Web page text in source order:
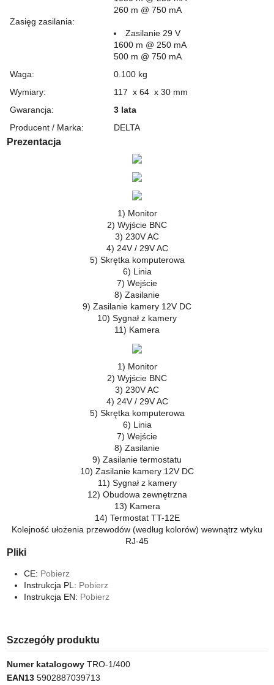
Zasięg zasilania:
260 m @ 750 mA
Zasilanie 29 V
1600 m @ 250 mA
500 m @ 750 mA
Waga:
0.100 kg
Wymiary:
117 x 64 x 30 mm
Gwarancja:
3 lata
Producent / Marka: DELTA
Prezentacja
1) Monitor
2) Wyjście BNC
3) 230V AC
4) 24V / 29V AC
5) Skrętka komputerowa
6) Linia
7) Wejście
8) Zasilanie
9) Zasilanie kamery 12V DC
10) Sygnał z kamery
11) Kamera
1) Monitor
2) Wyjście BNC
3) 230V AC
4) 24V / 29V AC
5) Skrętka komputerowa
6) Linia
7) Wejście
8) Zasilanie
9) Zasilanie termostatu
10) Zasilanie kamery 12V DC
11) Sygnał z kamery
12) Obudowa zewnętrzna
13) Kamera
14) Termostat TT-12E
Kolejność ułożenia przewodów (według kolorów) wewnątrz wtyku
RJ-45
Pliki
CE: Pobierz
Instrukcja PL: Pobierz
Instrukcja EN: Pobierz
Szczegóły produktu
Numer katalogowy TRO-1/400
EAN13 5902887039713